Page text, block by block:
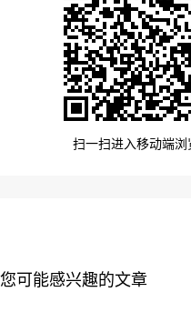
扫一扫进入移动端浏
您可能感兴趣的文章